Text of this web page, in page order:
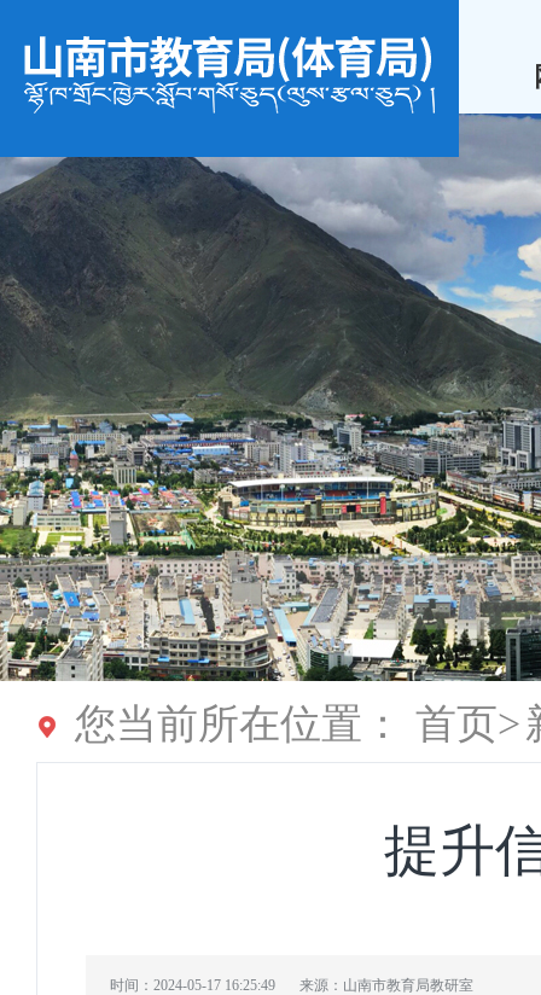
您当前所在位置： 首页>
提升
时间：2024-05-17 16:25:49 来源：山南市教育局教研室